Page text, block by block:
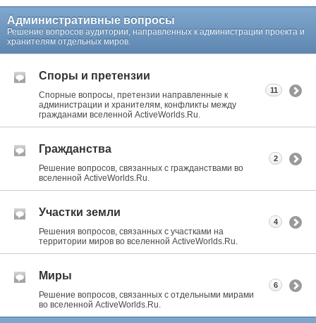
Административные вопросы
Решение вопросов аудитории, направленных к администрации проекта и
хранителям отдельных миров.
Споры и претензии
Спорные вопросы, претензии направленные к
администрации и хранителям, конфликты между
гражданами вселенной ActiveWorlds.Ru.
11
Гражданства
Решение вопросов, связанных с гражданствами во
вселенной ActiveWorlds.Ru.
2
Участки земли
Решения вопросов, связанных с участками на
территории миров во вселенной ActiveWorlds.Ru.
4
Миры
Решение вопросов, связанных с отдельными мирами
во вселенной ActiveWorlds.Ru.
6